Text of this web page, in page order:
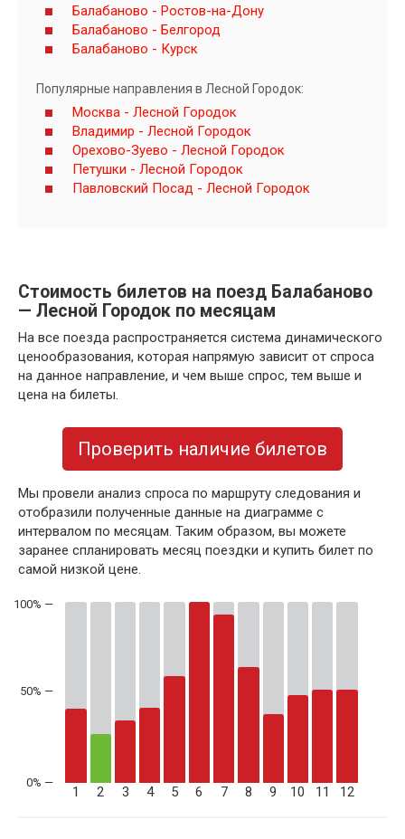
Балабаново - Ростов-на-Дону
Балабаново - Белгород
Балабаново - Курск
Популярные направления в Лесной Городок:
Москва - Лесной Городок
Владимир - Лесной Городок
Орехово-Зуево - Лесной Городок
Петушки - Лесной Городок
Павловский Посад - Лесной Городок
Стоимость билетов на поезд Балабаново
— Лесной Городок по месяцам
На все поезда распространяется система динамического
ценообразования, которая напрямую зависит от спроса
на данное направление, и чем выше спрос, тем выше и
цена на билеты.
Проверить наличие билетов
Мы провели анализ спроса по маршруту следования и
отобразили полученные данные на диаграмме с
интервалом по месяцам. Таким образом, вы можете
заранее спланировать месяц поездки и купить билет по
самой низкой цене.
50% —
1 2 3 4 5 6 7 8 9 10 11 12